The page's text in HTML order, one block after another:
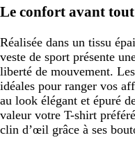
Le confort avant tout
Réalisée dans un tissu
veste de sport présente
liberté de mouvement.
idéales pour ranger vos
au look élégant et épuré
valeur votre T-shirt
clin d’œil grâce à ses